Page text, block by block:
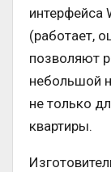
интерфейса
(работает,
позволяют
небольшой
не только
квартиры.